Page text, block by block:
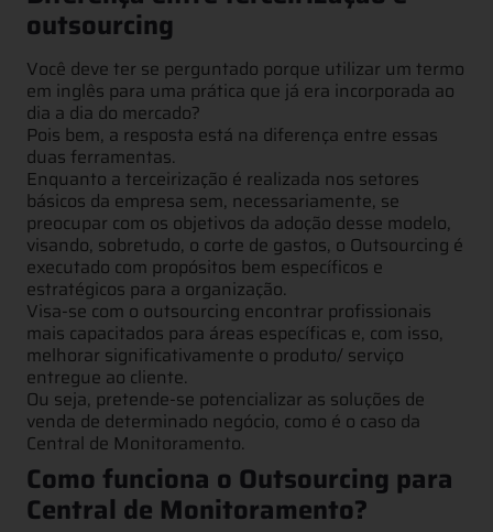
outsourcing
Você deve ter se perguntado porque utilizar um termo
em inglês para uma prática que já era incorporada ao
dia a dia do mercado?
Pois bem, a resposta está na diferença entre essas
duas ferramentas.
Enquanto a terceirização é realizada nos setores
básicos da empresa sem, necessariamente, se
preocupar com os objetivos da adoção desse modelo,
visando, sobretudo, o corte de gastos, o Outsourcing é
executado com propósitos bem específicos e
estratégicos para a organização.
Visa-se com o outsourcing encontrar profissionais
mais capacitados para áreas específicas e, com isso,
melhorar significativamente o produto/ serviço
entregue ao cliente.
Ou seja, pretende-se potencializar as soluções de
venda de determinado negócio, como é o caso da
Central de Monitoramento.
Como funciona o Outsourcing para
Central de Monitoramento?